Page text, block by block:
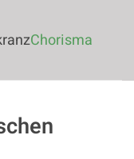
Chorisma